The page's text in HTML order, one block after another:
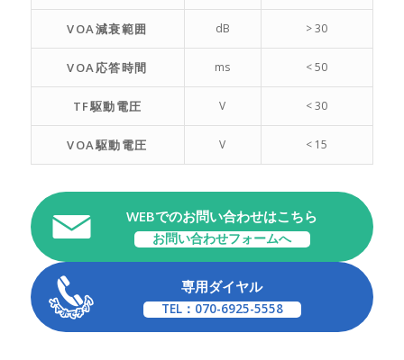
VOA減衰範囲 dB > 30
VOA応答時間 ms < 50
TF駆動電圧 V < 30
VOA駆動電圧 V < 15
WEBでのお問い合わせはこちら
お問い合わせフォームへ
専用ダイヤル
TEL：070-6925-5558